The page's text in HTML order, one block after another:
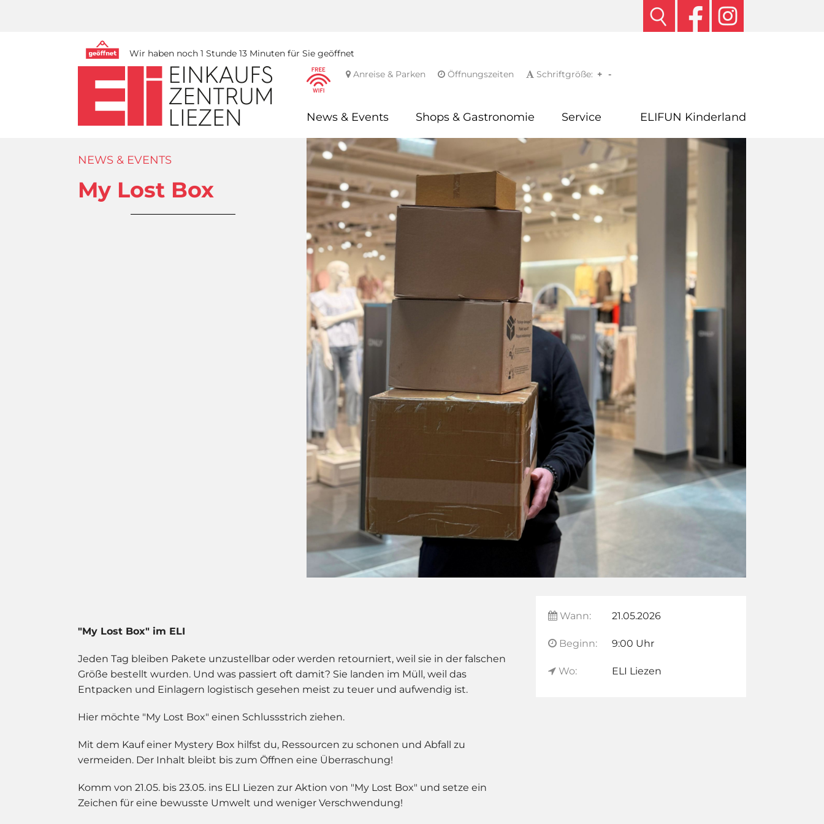
Wir haben noch 1 Stunde 13 Minuten für Sie geöffnet
Anreise & Parken
Öffnungszeiten Schriftgröße: -
+
News & Events Shops & Gastronomie Service ELIFUN Kinderland
NEWS & EVENTS
My Lost Box
"My Lost Box" im ELI
Jeden Tag bleiben Pakete unzustellbar oder werden retourniert, weil sie in der falschen
Größe bestellt wurden. Und was passiert oft damit? Sie landen im Müll, weil das
Entpacken und Einlagern logistisch gesehen meist zu teuer und aufwendig ist.
Hier möchte "My Lost Box" einen Schlussstrich ziehen.
Mit dem Kauf einer Mystery Box hilfst du, Ressourcen zu schonen und Abfall zu
vermeiden. Der Inhalt bleibt bis zum Öffnen eine Überraschung!
Komm von 21.05. bis 23.05. ins ELI Liezen zur Aktion von "My Lost Box" und setze ein
Zeichen für eine bewusste Umwelt und weniger Verschwendung!
Wann: 21.05.2026
Beginn: 9:00 Uhr
Wo: ELI Liezen